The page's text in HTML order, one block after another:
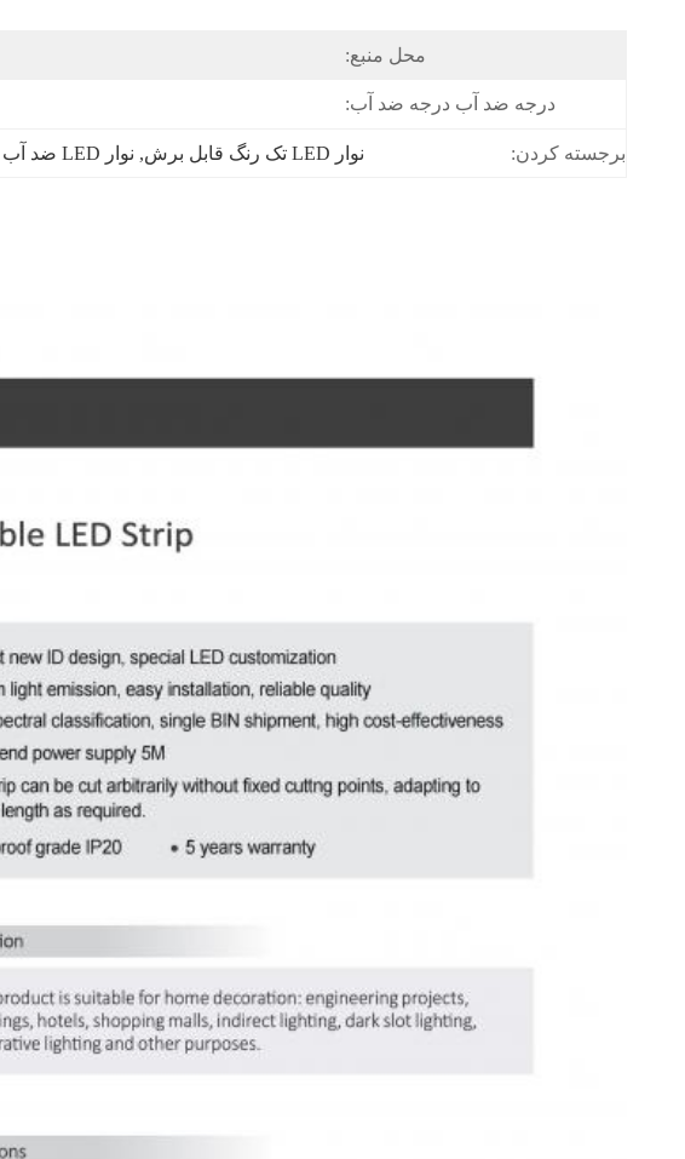
محل منبع:
درجه ضد آب درجه ضد آب:
برجسته کردن: نوار LED تک رنگ قابل برش , نوار LED ضد آب IP20